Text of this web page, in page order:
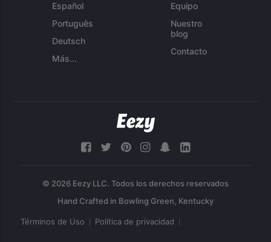
Español
Português
Deutsch
Más...
Equipo
Nuestro
blog
Contacto
© 2026 Eezy LLC. Todos los derechos reservados
Términos de Uso Política de privacidad